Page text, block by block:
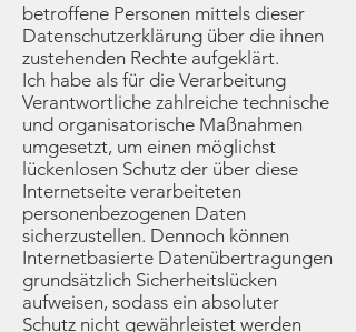
betroffene Personen mittels dieser
Datenschutzerklärung über die ihnen
zustehenden Rechte aufgeklärt.
Ich habe als für die Verarbeitung
Verantwortliche zahlreiche technische
und organisatorische Maßnahmen
umgesetzt, um einen möglichst
lückenlosen Schutz der über diese
Internetseite verarbeiteten
personenbezogenen Daten
sicherzustellen. Dennoch können
Internetbasierte Datenübertragungen
grundsätzlich Sicherheitslücken
aufweisen, sodass ein absoluter
Schutz nicht gewährleistet werden